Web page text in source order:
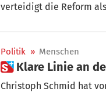
verteidigt die Reform
Kurzsichtigkeit vor.
Weitblick und
Politik » Menschen
 Klare Linie an
Christoph Schmid hat